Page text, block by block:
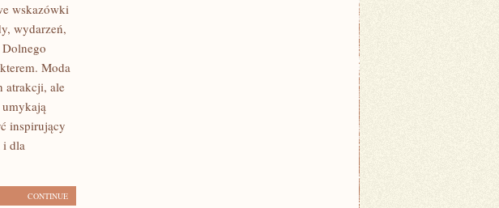
wskazówki
wydarzeń,
Moda
atrakcji, ale
inspirujący
i dla
CONTINUE